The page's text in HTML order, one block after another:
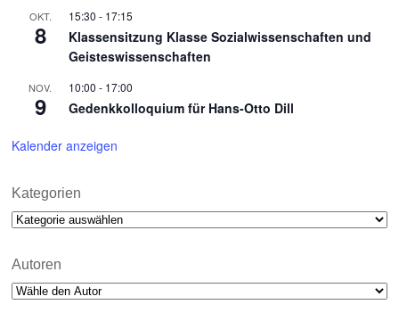
OKT.
8
15:30 - 17:15
Klassensitzung Klasse Sozialwissenschaften und
Geisteswissenschaften
NOV.
9
10:00 - 17:00
Gedenkkolloquium für Hans-Otto Dill
Kalender anzeigen
Kategorien
Kategorien
Autoren